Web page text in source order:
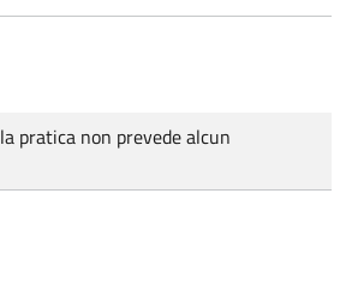
pratica non prevede alcun